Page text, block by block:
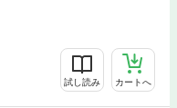
試し読み カートへ